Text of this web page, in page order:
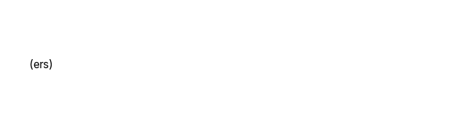
(ers)